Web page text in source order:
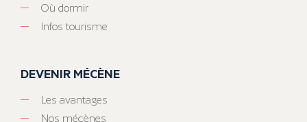
Où dormir
Infos tourisme
DEVENIR MÉCÈNE
Les avantages
Nos mécènes